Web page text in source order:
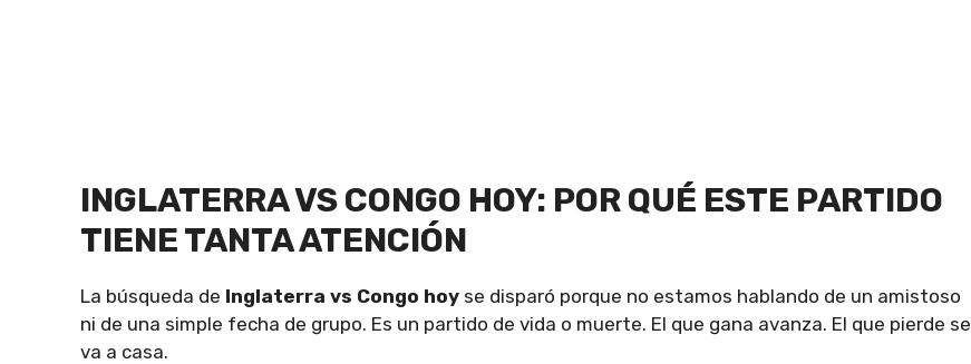
INGLATERRA VS CONGO HOY: POR QUÉ ESTE PARTIDO
TIENE TANTA ATENCIÓN
La búsqueda de Inglaterra vs Congo hoy se disparó porque no estamos hablando de un amistoso
ni de una simple fecha de grupo. Es un partido de vida o muerte. El que gana avanza. El que pierde se
va a casa.